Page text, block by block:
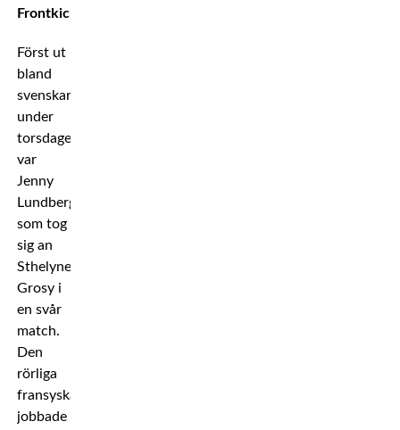
Frontkick.
Först ut
bland
svenskarna
under
torsdagen
var
Jenny
Lundberg
som tog
sig an
Sthelyne
Grosy i
en svår
match.
Den
rörliga
fransyskan
jobbade